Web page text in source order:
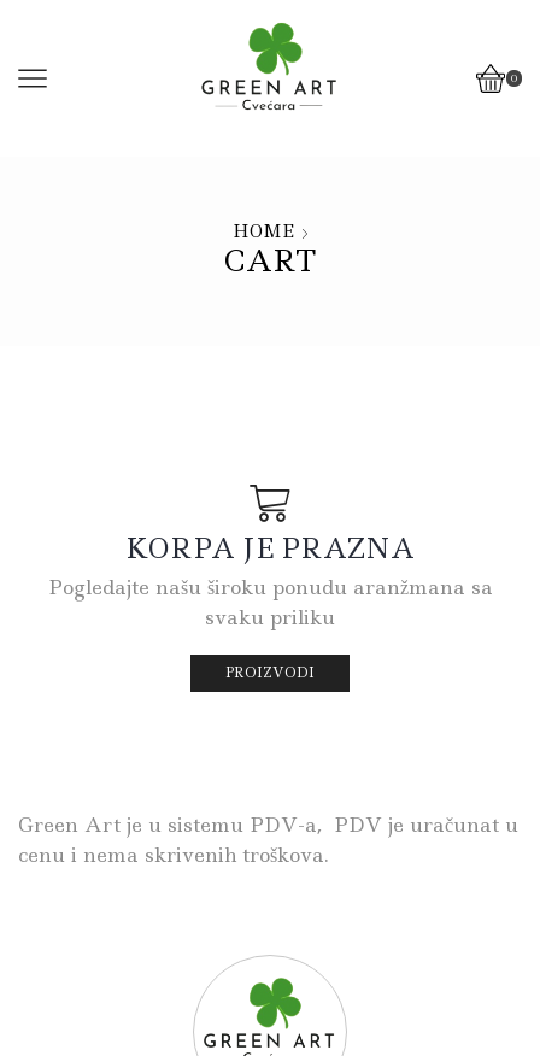
0
HOME
CART
KORPA JE PRAZNA
Pogledajte našu široku ponudu aranžmana sa
svaku priliku
PROIZVODI
Green Art je u sistemu PDV-a, PDV je uračunat u
cenu i nema skrivenih troškova.